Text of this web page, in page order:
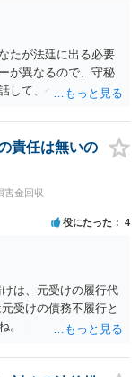
たが法廷に出る必要
が異なるので、守秘
して、ベストな方法
責任は無いの
害金回収
役にたった 4
は、元受けの履行代
受けの債務不履行と
。